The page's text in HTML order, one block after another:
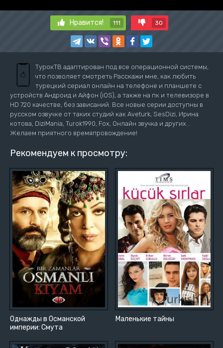
Нравится! 111 30
ТурокТВ адаптирован под все операционной системы,
что позволяет смотреть Расскажи мне, как любить
турецкий сериал онлайн на телефоне и планшете с
устройств Андроид и Айфон (iOS), а также на пк и телевизоре в
HD 720 качестве, без зависаний. Все новые серии доступны в
русском озвучке от таких студий как Aveturk, SesDizi, Ирина
котова, DiziMania, Turok1990, Fox, Онлайн звучка и других...
Желаем приятного времяпровождение!
Рекомендуем к просмотру:
Однажды в Османской
империи: Смута
Маленькие тайны